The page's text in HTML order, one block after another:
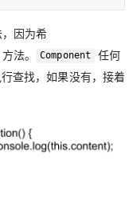
，因为希
方法。 Component
任何
查找，如果没有，接着